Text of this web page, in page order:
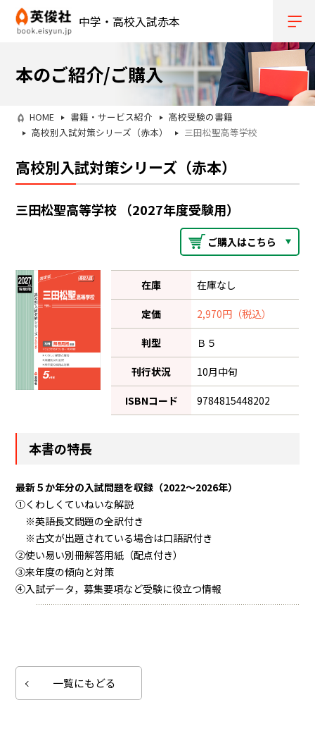
中学・高校入試赤本
本のご紹介/ご購入
HOME 書籍・サービス紹介
高校受験の書籍
高校別入試対策シリーズ（赤本）
三田松聖高等学校
高校別入試対策シリーズ（赤本）
三田松聖高等学校 （2027年度受験用）
ご購入はこちら
在庫 在庫なし
定価 2,970円（税込）
判型 Ｂ５
刊行状況 10月中旬
ISBNコード 9784815448202
本書の特長
最新５か年分の入試問題を収録（2022～2026年）
①くわしくていねいな解説
※英語長文問題の全訳付き
※古文が出題されている場合は口語訳付き
②使い易い別冊解答用紙（配点付き）
③来年度の傾向と対策
④入試データ，募集要項など受験に役立つ情報
一覧にもどる